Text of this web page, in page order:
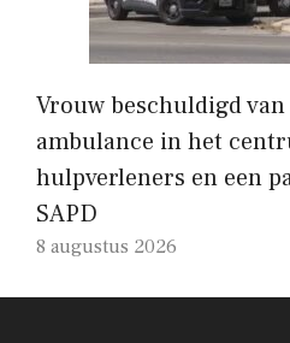
Vrouw beschuldigd
ambulance in het
hulpverleners en een
SAPD
8 augustus 2026